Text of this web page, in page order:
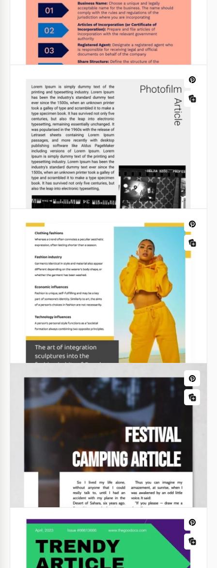
Google Slides
Articolo sul cibo verde e salutare.
Stai scrivendo su un'alimentazione sana? Ecco un
modello adatto per articoli del genere. Abbiamo
aggiunto un colore verde chiaro per rendere questo
documento piacevole alla vista.
Google Docs
Articolo di incorporazione
Presentiamo il nostro modello di atto costitutivo! È
attentamente elaborato per emanare sofisticazione
e trasmettere un senso di gravitas aziendale.
Google Slides
Articolo Fotografico in bianco e nero
Vuoi pubblicare il tuo articolo e impressionare tutti
con ciò che hai scritto? Hai sicuramente bisogno di
Colore Giallo - Articolo di Moda.
Stai gestendo il tuo blog di moda sui social media?
Allora il nostro modello di articolo di moda in giallo,